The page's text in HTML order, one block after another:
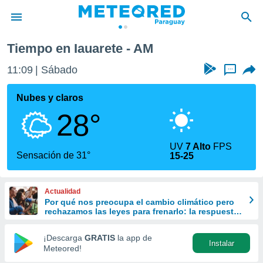
de
ha
calidad.
a este
las
y
forma
digital
basada
Tiempo en Iauarete - AM
11:09 Sábado ...
Nubes y claros
28°
Sensación de 31°
UV7 Alto FPS
15-25
Actualidad
Por qué nos preocupa el cambio climático pero
rechazamos las leyes para frenarlo: la respuesta
¡Descarga GRATIS la app de
Meteored!
Instalar